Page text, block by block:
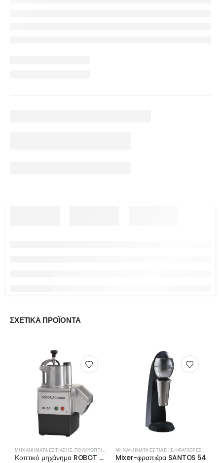
ΣΧΕΤΙΚΆ ΠΡΟΪΌΝΤΑ
ΜΗΧΑΝΉΜΑΤΑ ΕΣΤΊΑΣΗΣ,ΠΟΛΥΚΟΠΤΙΚΆ- ΠΟΛΤΟΠΟΙΗΤΈΣ
Κοπτικό μηχάνημα ROBOT COUPE CL50E 24440
ΜΗΧΑΝΉΜΑΤΑ ΕΣΤΊΑΣΗΣ,ΦΡΑΠΙΈΡΕΣ- ΜΠΛΈΝΤΕΡ- ΑΠΟΧΥΜΩΤΈΣ
Mixer-φραπιέρα SANTOS 54